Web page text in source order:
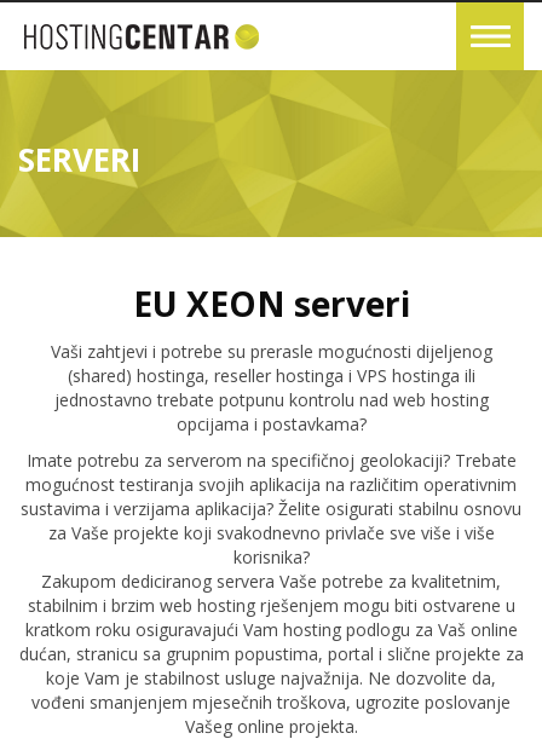
SERVERI
EU XEON serveri
Vaši zahtjevi i potrebe su prerasle mogućnosti dijeljenog
(shared) hostinga, reseller hostinga i VPS hostinga ili
jednostavno trebate potpunu kontrolu nad web hosting
opcijama i postavkama?
Imate potrebu za serverom na specifičnoj geolokaciji? Trebate
mogućnost testiranja svojih aplikacija na različitim operativnim
sustavima i verzijama aplikacija? Želite osigurati stabilnu osnovu
za Vaše projekte koji svakodnevno privlače sve više i više
korisnika?
Zakupom dediciranog servera Vaše potrebe za kvalitetnim,
stabilnim i brzim web hosting rješenjem mogu biti ostvarene u
kratkom roku osiguravajući Vam hosting podlogu za Vaš online
dućan, stranicu sa grupnim popustima, portal i slične projekte za
koje Vam je stabilnost usluge najvažnija. Ne dozvolite da,
vođeni smanjenjem mjesečnih troškova, ugrozite poslovanje
Vašeg online projekta.